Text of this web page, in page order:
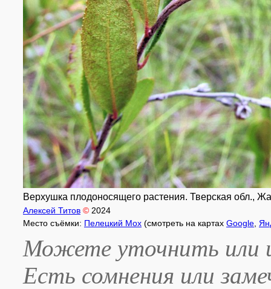
Верхушка плодоносящего растения. Тверская обл.,
Алексей Титов © 2024
Место съёмки: Пелецкий Мох (смотреть на картах Google
Можете уточнить или
Есть сомнения или